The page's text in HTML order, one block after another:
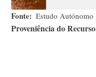
Fonte Estudo Autónomo
Proveniência do Recurso